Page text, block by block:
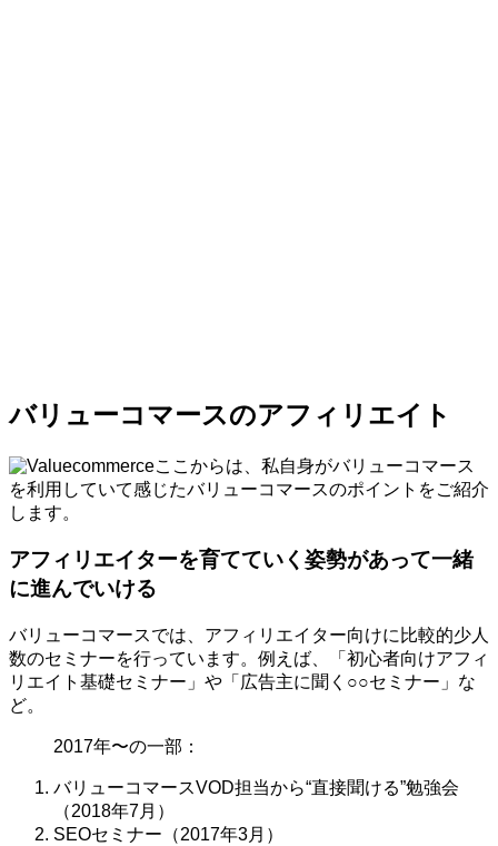
バリューコマースのアフィリエイト
ここからは、私自身がバリューコマース
を利用していて感じたバリューコマースのポイントをご紹介
します。
アフィリエイターを育てていく姿勢があって一緒
に進んでいける
バリューコマースでは、アフィリエイター向けに比較的少人
数のセミナーを行っています。例えば、「初心者向けアフィ
リエイト基礎セミナー」や「広告主に聞く○○セミナー」な
ど。
2017年〜の一部：
バリューコマースVOD担当から“直接聞ける”勉強会
（2018年7月）
SEOセミナー（2017年3月）